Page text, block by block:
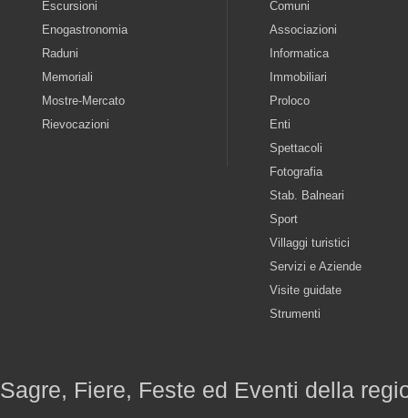
Escursioni
Enogastronomia
Raduni
Memoriali
Mostre-Mercato
Rievocazioni
Comuni
Associazioni
Informatica
Immobiliari
Proloco
Enti
Spettacoli
Fotografia
Stab. Balneari
Sport
Villaggi turistici
Servizi e Aziende
Visite guidate
Strumenti
Sagre, Fiere, Feste ed Eventi della